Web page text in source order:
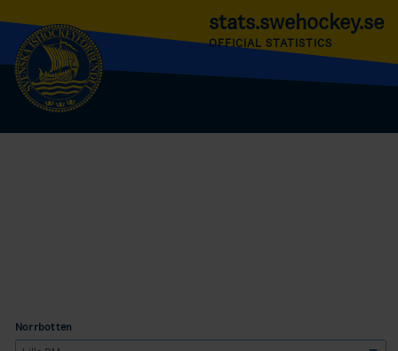
stats.swehockey.se
OFFICIAL STATISTICS
Norrbotten